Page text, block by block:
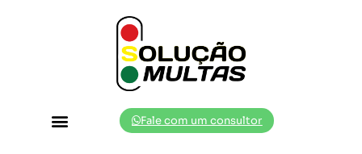
Fale com um consultor